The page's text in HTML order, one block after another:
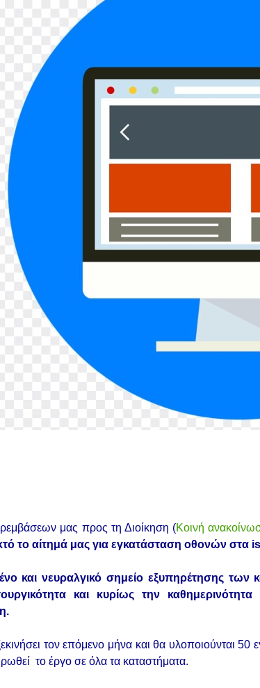
μας προς τη Διοίκηση (Κοινή
το αίτημά μας για εγκατάσταση οθονών
και νευραλγικό σημείο εξυπηρέτησης
και κυρίως την
τον επόμενο μήνα και θα υλοποιούνται
το έργο σε όλα τα καταστήματα.